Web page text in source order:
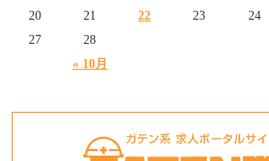
« 10月
20
21 22 23 24
27
28